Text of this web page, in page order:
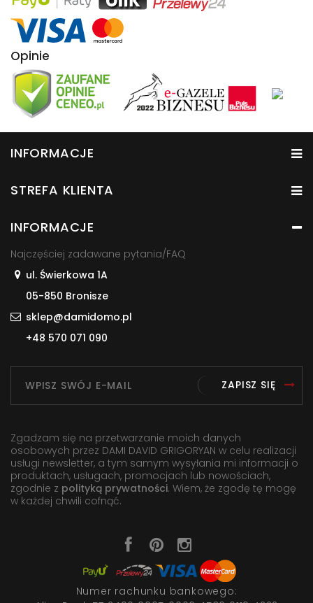
Opinie
INFORMACJE
STREFA KLIENTA
INFORMACJE
Najczęściej zadawane pytania/FAQ
ul. Świerkowa 1A
05-850 Bronisze
sklep@damidomo.pl
+48 570 071 090
ZAPISZ SIĘ
Zgadzam się na przetwarzanie moich danych
osobowych przez DAMI DAVID GRIGORYAN w celu realizacji
usługi newsletter, a tym samym wysyłania mi informacji o
produktach, usługach, promocjach lub nowościach,
zgodnie z polityką prywatności. Wiem, że zgodę tę mogę
w każdej chwili cofnąć.
Numer rachunku bankowego: